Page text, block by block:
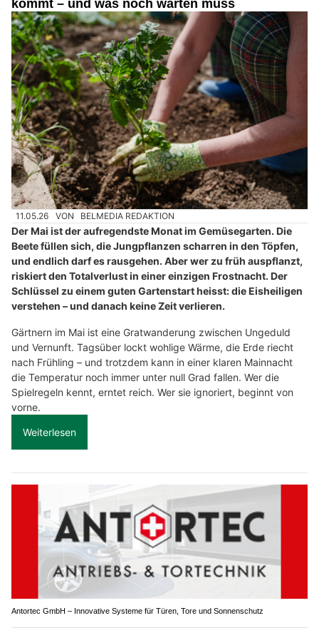
kommt – und was noch warten muss
11.05.26 VON BELMEDIA REDAKTION
Der Mai ist der aufregendste Monat im Gemüsegarten. Die
Beete füllen sich, die Jungpflanzen scharren in den Töpfen,
und endlich darf es rausgehen. Aber wer zu früh auspflanzt,
riskiert den Totalverlust in einer einzigen Frostnacht. Der
Schlüssel zu einem guten Gartenstart heisst: die Eisheiligen
verstehen – und danach keine Zeit verlieren.
Gärtnern im Mai ist eine Gratwanderung zwischen Ungeduld
und Vernunft. Tagsüber lockt wohlige Wärme, die Erde riecht
nach Frühling – und trotzdem kann in einer klaren Mainnacht
die Temperatur noch immer unter null Grad fallen. Wer die
Spielregeln kennt, erntet reich. Wer sie ignoriert, beginnt von
vorne.
Weiterlesen
Antortec GmbH – Innovative Systeme für Türen, Tore und Sonnenschutz